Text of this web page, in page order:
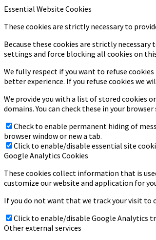
Essential Website Cookies
These cookies are strictly necessary to
Because these cookies are strictly
settings and force blocking all cookies on
We fully respect if you want to refuse
better experience. If you refuse cookies we
We provide you with a list of stored cookies
domains. You can check these in your
Check to enable permanent hiding of
browser window or new a tab.
Click to enable/disable essential site
Google Analytics Cookies
These cookies collect information that is
customize our website and application for
If you do not want that we track your visit to
Click to enable/disable Google Analytics
Other external services